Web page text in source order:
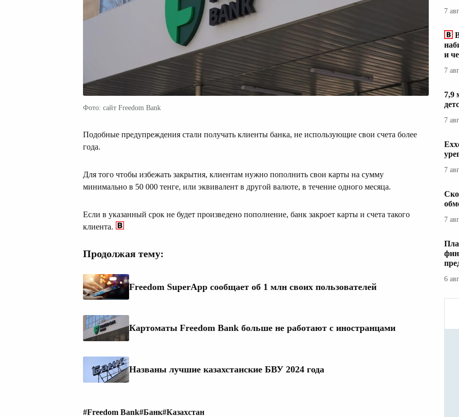
Фото: сайт Freedom Bank
Подобные предупреждения стали получать клиенты банка, не использующие свои счета более
года.
Для того чтобы избежать закрытия, клиентам нужно пополнить свои карты на сумму
минимально в 50 000 тенге, или эквивалент в другой валюте, в течение одного месяца.
Если в указанный срок не будет произведено пополнение, банк закроет карты и счета такого
клиента.
Продолжая тему:
Freedom SuperApp сообщает об 1 млн своих пользователей
Картоматы Freedom Bank больше не работают с иностранцами
Названы лучшие казахстанские БВУ 2024 года
#Freedom Bank#Банк#Казахстан
7
и
7
7,9
7
7
7
6